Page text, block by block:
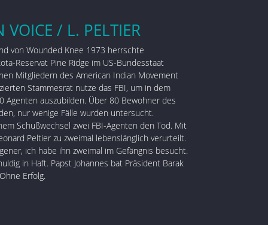
/ L. PELTIER
von Wounded Knee 1973 herrschte
Reservat Pine Ridge im US-Bundesstaat
Mitgliedern des American Indian Movement
Stammesrat nutze das FBI, um in dem
Agenten auszubilden. Über 80 Bewohner des
nur wenige Fälle wurden untersucht.
Schußwechsel zwei FBI-Agenten den Tod. Mit
Peltier zu zweimal lebenslänglich verurteilt.
ich habe ihn zweimal im Gefängnis besucht.
in Haft. Papst Johannes bat Präsident Barak
Erfolg.